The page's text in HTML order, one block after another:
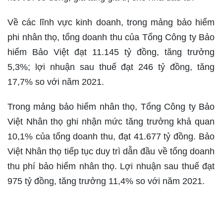
Về các lĩnh vực kinh doanh, trong mảng bảo hiểm
phi nhân thọ, tổng doanh thu của Tổng Công ty Bảo
hiểm Bảo Việt đạt 11.145 tỷ đồng, tăng trưởng
5,3%; lợi nhuận sau thuế đạt 246 tỷ đồng, tăng
17,7% so với năm 2021.
Trong mảng bảo hiểm nhân thọ, Tổng Công ty Bảo
Việt Nhân thọ ghi nhận mức tăng trưởng khả quan
10,1% của tổng doanh thu, đạt 41.677 tỷ đồng. Bảo
Việt Nhân thọ tiếp tục duy trì dẫn đầu về tổng doanh
thu phí bảo hiểm nhân thọ. Lợi nhuận sau thuế đạt
975 tỷ đồng, tăng trưởng 11,4% so với năm 2021.